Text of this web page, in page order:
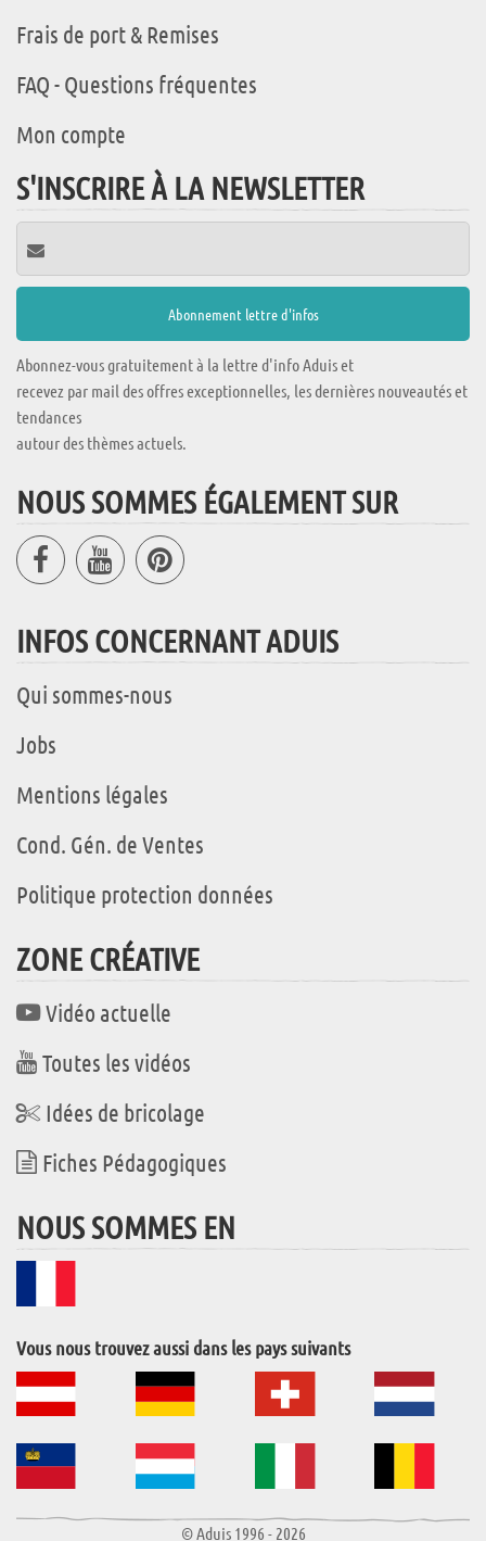
Frais de port & Remises
FAQ - Questions fréquentes
Mon compte
S'INSCRIRE À LA NEWSLETTER
Abonnez-vous gratuitement à la lettre d'info Aduis et
recevez par mail des offres exceptionnelles, les dernières nouveautés et
tendances
autour des thèmes actuels.
NOUS SOMMES ÉGALEMENT SUR
INFOS CONCERNANT ADUIS
Qui sommes-nous
Jobs
Mentions légales
Cond. Gén. de Ventes
Politique protection données
ZONE CRÉATIVE
Vidéo actuelle
Toutes les vidéos
Idées de bricolage
Fiches Pédagogiques
NOUS SOMMES EN
Vous nous trouvez aussi dans les pays suivants
© Aduis 1996 - 2026